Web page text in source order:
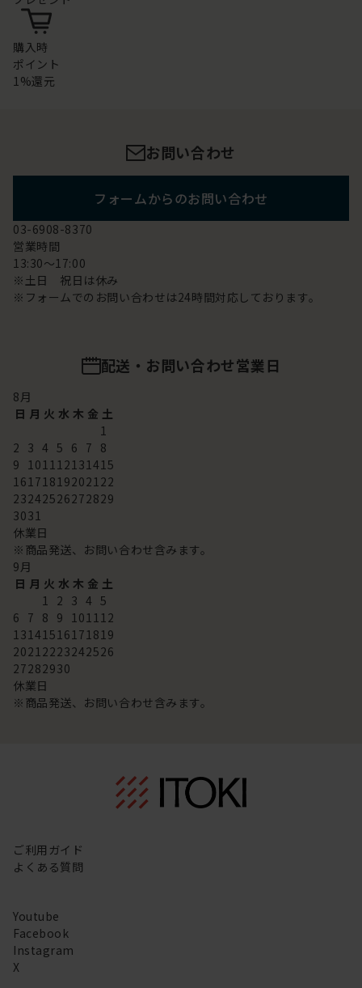
購入時
ポイント
1%還元
お問い合わせ
フォームからのお問い合わせ
03-6908-8370
営業時間
13:30～17:00
※土日 祝日は休み
※フォームでのお問い合わせは24時間対応しております。
配送・お問い合わせ営業日
8月
日 月 火 水 木 金 土
1
2 3 4 5 6 7 8
9 101112131415
16171819202122
23242526272829
3031
休業日
※商品発送、お問い合わせ含みます。
9月
日 月 火 水 木 金 土
1 2 3 4 5
6 7 8 9 101112
13141516171819
20212223242526
27282930
休業日
※商品発送、お問い合わせ含みます。
ご利用ガイド
よくある質問
Youtube
Facebook
Instagram
X